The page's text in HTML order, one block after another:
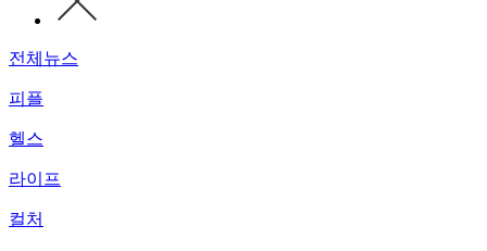
전체뉴스
피플
헬스
라이프
컬처